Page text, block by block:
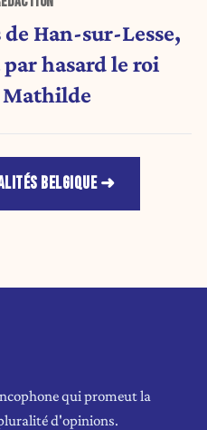
Han-sur-Lesse,
Mathilde
BELGIQUE
qui promeut la
d'opinions.